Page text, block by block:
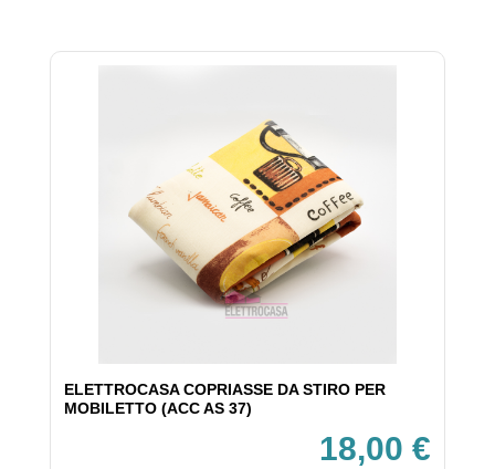
ELETTROCASA COPRIASSE DA STIRO PER
MOBILETTO (ACC AS 37)
18,00 €